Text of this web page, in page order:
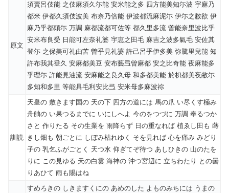
原文
須賣呂伎能 之伎麻須久尓能 安米能之多 四方能美知尓波 宇麻乃
都米 伊都久須伎波美 布奈乃倍能 伊波都流麻泥尓 伊尓之敝欲 伊
麻乃乎都頭尓 万調 麻都流都可佐等 都久里多流 曽能奈里波比乎
安米布良受 日能可左奈礼婆 宇恵之田毛 麻吉之波多氣毛 安佐其
登尓 之保美可礼由苦 曽乎見礼婆 許己呂乎伊多美 弥騰里兒能 知
許布我其登久 安麻都美豆 安布藝弖曽麻都 安之比奇能 夜麻能多
乎理尓 許能見油流 安麻能之良久母 和多都美能 於枳都美夜敝尓
多知和多里 等能具毛利安比弖 安米母多麻波祢
訓読
天皇の 敷きます国の 天の下 四方の道には 馬の爪 い尽くす極み
舟舳の い果つるまでに いにしへよ 今のをつづに 万調 奉るつか
さと 作りたる その生業を 雨降らず 日の重なれば 植ゑし田も 蒔
きし畑も 朝ごとに しぼみ枯れゆく そを見れば 心を痛み みどり
子の 乳乞ふがごとく 天つ水 仰ぎてぞ待つ あしひきの 山のたを
りに この見ゆる 天の白雲 海神の 沖つ宮辺に 立ちわたり との曇
りあひて 雨も賜はね
すめろきの しきますくにの あめのした よものみちには うまの